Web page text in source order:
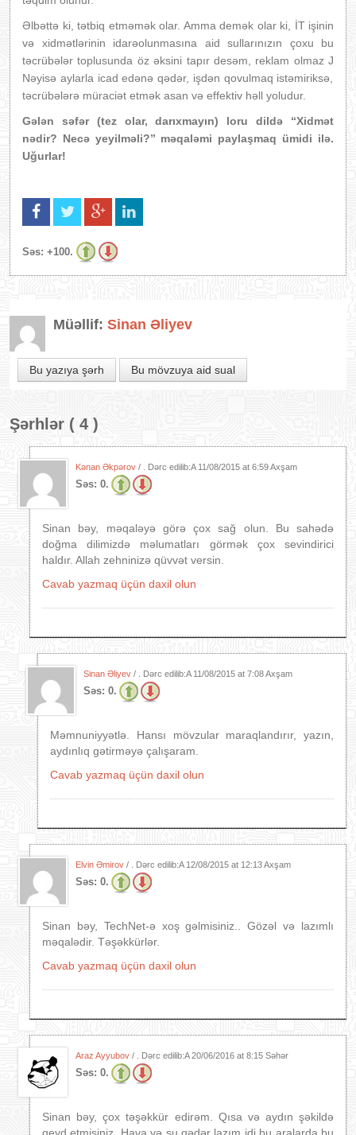
Əlbəttə ki, tətbiq etməmək olar. Amma demək olar ki, İT işinin
və xidmətlərinin idarəolunmasına aid sullarınızın çoxu bu
təcrübələr toplusunda öz əksini tapır desəm, reklam olmaz J
Nəyisə aylarla icad edənə qədər, işdən qovulmaq istəmiriksə,
təcrübələrə müraciət etmək asan və effektiv həll yoludur.
Gələn səfər (tez olar, darıxmayın) loru dildə “Xidmət
nədir? Necə yeyilməli?” məqaləmi paylaşmaq ümidi ilə.
Uğurlar!
Səs: +100.
Müəllif: Sinan Əliyev
Bu yazıya şərh Bu mövzuya aid sual
Şərhlər ( 4 )
Kənan Əkpərov / . Dərc edilib:A 11/08/2015 at 6:59 Axşam
Səs: 0.
Sinan bəy, məqaləyə görə çox sağ olun. Bu sahədə
doğma dilimizdə məlumatları görmək çox sevindirici
haldır. Allah zehninizə qüvvət versin.
Cavab yazmaq üçün daxil olun
Sinan Əliyev / . Dərc edilib:A 11/08/2015 at 7:08 Axşam
Səs: 0.
Məmnuniyyətlə. Hansı mövzular maraqlandırır, yazın,
aydınlıq gətirməyə çalışaram.
Cavab yazmaq üçün daxil olun
Elvin Əmirov / . Dərc edilib:A 12/08/2015 at 12:13 Axşam
Səs: 0.
Sinan bəy, TechNet-ə xoş gəlmisiniz.. Gözəl və lazımlı
məqalədir. Təşəkkürlər.
Cavab yazmaq üçün daxil olun
Araz Ayyubov / . Dərc edilib:A20/06/2016 at 8:15 Səhər
Səs: 0.
Sinan bəy, çox təşəkkür edirəm. Qısa və aydın şəkildə